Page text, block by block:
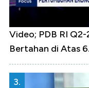
Video; PDB RI
Bertahan di Atas
3.